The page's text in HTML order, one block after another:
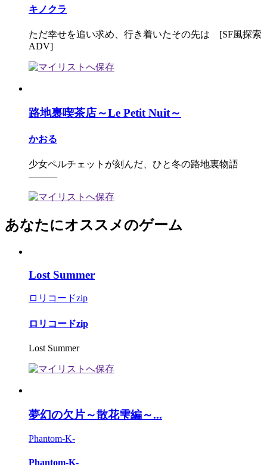
キノクラ
ただ幸せを追い求め、行き着いたその先は [SF風探索
ADV]
路地裏喫茶店～Le Petit Nuit～
かおる
少女ペルチェットが刻んだ、ひと冬の路地裏物語
―――
あなたにオススメのゲーム
Lost Summer
ロリコードzip
ロリコードzip
Lost Summer
夢幻の欠片～散花雫編～...
Phantom-K-
Phantom-K-